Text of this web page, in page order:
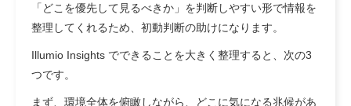
「どこを優先して見るべきか」を判断しやすい形で情報を
整理してくれるため、初動判断の助けになります。
Illumio Insights でできることを大きく整理すると、次の3
つです。
まず、環境全体を俯瞰しながら、どこに気になる兆候があ